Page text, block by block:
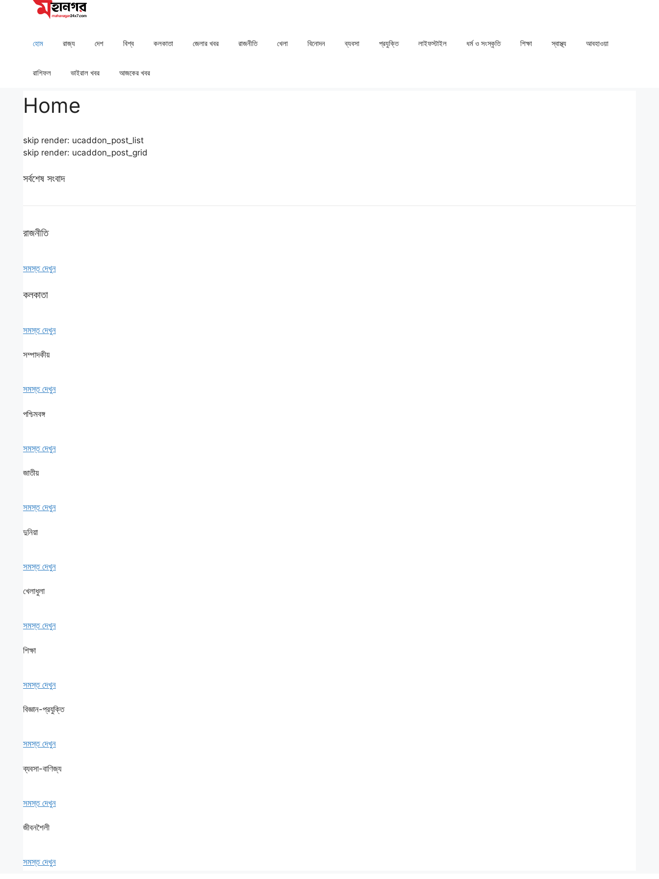
হোম রাজ্য দেশ ⁠বিশ্ব কলকাতা ⁠⁠জেলার খবর রাজনীতি খেলা ⁠বিনোদন ব্যবসা প্রযুক্তি লাইফস্টাইল ধর্ম ও সংস্কৃতি ⁠⁠শিক্ষা ⁠⁠স্বাস্থ্য ⁠⁠আবহাওয়া
রাশিফল ⁠⁠ভাইরাল খবর আজকের খবর
Home
skip render: ucaddon_post_list
skip render: ucaddon_post_grid
সর্বশেষ সংবাদ
রাজনীতি
সমস্ত দেখুন
কলকাতা
সমস্ত দেখুন
সম্পাদকীয়
সমস্ত দেখুন
পশ্চিমবঙ্গ
সমস্ত দেখুন
জাতীয়
সমস্ত দেখুন
দুনিয়া
সমস্ত দেখুন
খেলাধুলা
সমস্ত দেখুন
শিক্ষা
সমস্ত দেখুন
বিজ্ঞান-প্রযুক্তি
সমস্ত দেখুন
ব্যবসা-বাণিজ্য
সমস্ত দেখুন
জীবনশৈলী
সমস্ত দেখুন